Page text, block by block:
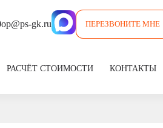
op@ps-gk.ru ПЕРЕЗВОНИТЕ МНЕ
РАСЧЁТ СТОИМОСТИ КОНТАКТЫ